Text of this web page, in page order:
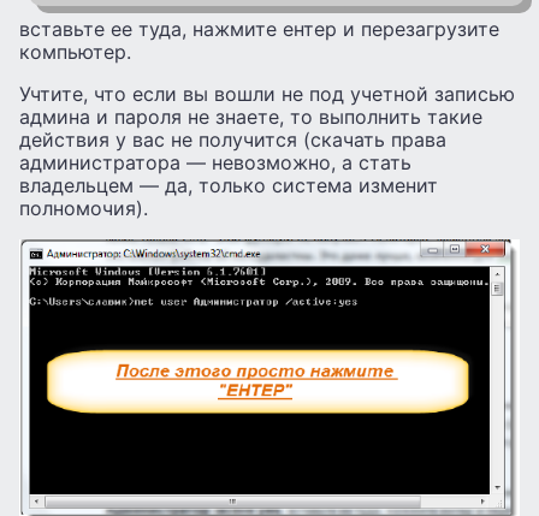
вставьте ее туда, нажмите ентер и перезагрузите
компьютер.
Учтите, что если вы вошли не под учетной записью
админа и пароля не знаете, то выполнить такие
действия у вас не получится (скачать права
администратора — невозможно, а стать
владельцем — да, только система изменит
полномочия).